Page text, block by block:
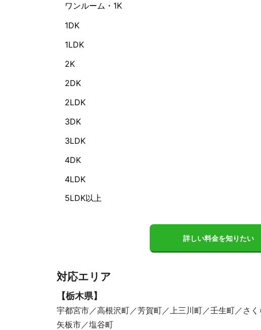
ワンルーム・1K
1DK
1LDK
2K
2DK
2LDK
3DK
3LDK
4DK
4LDK
5LDK以上
詳しい料金を知りたい
対応エリア
【栃木県】
宇都宮市 高根沢町 芳賀町 上三川町 壬生町 さ
矢板市
塩谷町